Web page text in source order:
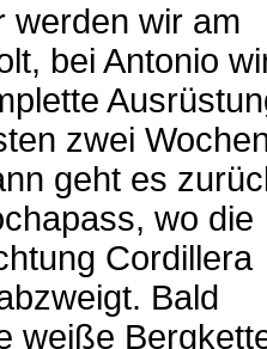
werden wir am
bei Antonio
zwei
geht es
wo die
Cordillera
Bald
weiße